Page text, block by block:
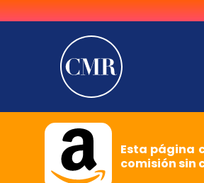
Esta página
comisión sin